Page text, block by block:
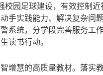
校园足球建设，有效控制
手实践能力、解决复杂问
系统，分学段完善服务工
读书行动。
智增慧的高质量教材。落实